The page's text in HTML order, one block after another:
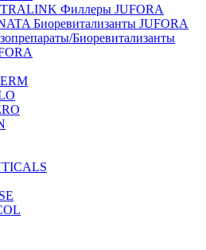
Филлеры JUFORA
Биоревитализанты JUFORA
Биоревитализанты